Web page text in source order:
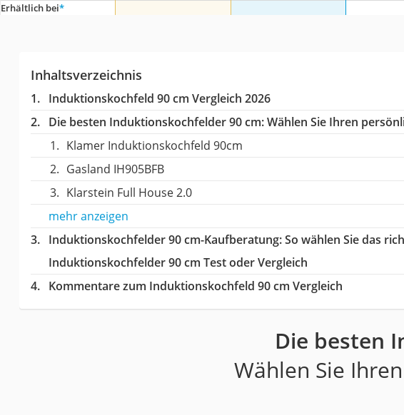
Erhältlich bei*
Inhaltsverzeichnis
Induktionskochfeld 90 cm Vergleich 2026
Die besten Induktionskochfelder 90 cm:Wählen Sie Ihren
Klamer Induktionskochfeld 90cm
Gasland IH905BFB
Klarstein Full House 2.0
mehr anzeigen
Induktionskochfelder 90 cm-Kaufberatung: So wählen Sie das
Induktionskochfelder 90 cm Test oder Vergleich
Kommentare zum Induktionskochfeld 90 cm Vergleich
Die besten
Wählen Sie